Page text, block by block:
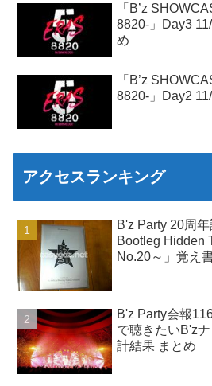
「B’z
8820-」Day3
め
「B’z
8820-」Day2
アクセスランキング
B'z Party 20周
Bootleg Hidden
No.20～」覚え
B'z Party会報
で聴きたいB'z
計結果 まとめ